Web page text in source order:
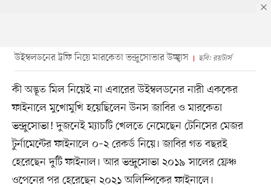
উইম্বলডনের ট্রফি নিয়ে মারকেতা ভন্দ্রুসোভার উচ্ছ্বাস ছবি: রয়টার্স
কী অদ্ভূত মিল নিয়েই না এবারের উইম্বলডনের নারী এককের
ফাইনালে মুখোমুখি হয়েছিলেন উনস জাবির ও মারকেতা
ভন্দ্রুসোভা! দুজনেই ম্যাচটি খেলতে নেমেছেন টেনিসের মেজর
টুর্নামেন্টের ফাইনালে ০–২ রেকর্ড নিয়ে। জাবির গত বছরই
হেরেছেন দুটি ফাইনাল। আর ভন্দ্রুসোভা ২০১৯ সালের ফ্রেঞ্চ
ওপেনের পর হেরেছেন ২০২১ অলিম্পিকের ফাইনালে।